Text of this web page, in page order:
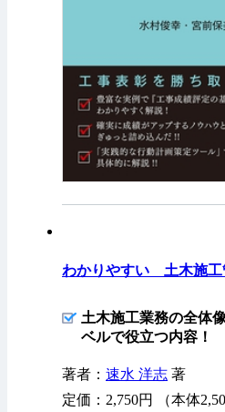
わかりやすい 土木施工
土木施工業務の全体
ベルで役立つ内容！
著者： 速水 洋志 著
定価：2,750円 （本体